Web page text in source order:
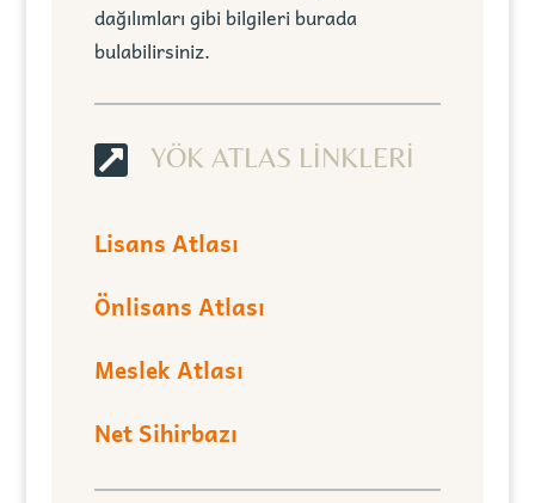
dağılımları gibi bilgileri burada
bulabilirsiniz.
 YÖK ATLAS LİNKLERİ
Lisans Atlası
Önlisans Atlası
Meslek Atlası
Net Sihirbazı